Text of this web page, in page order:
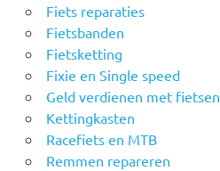
Fiets reparaties
Fietsbanden
Fietsketting
Fixie en Single speed
Geld verdienen met fietsen
Kettingkasten
Racefiets en MTB
Remmen repareren